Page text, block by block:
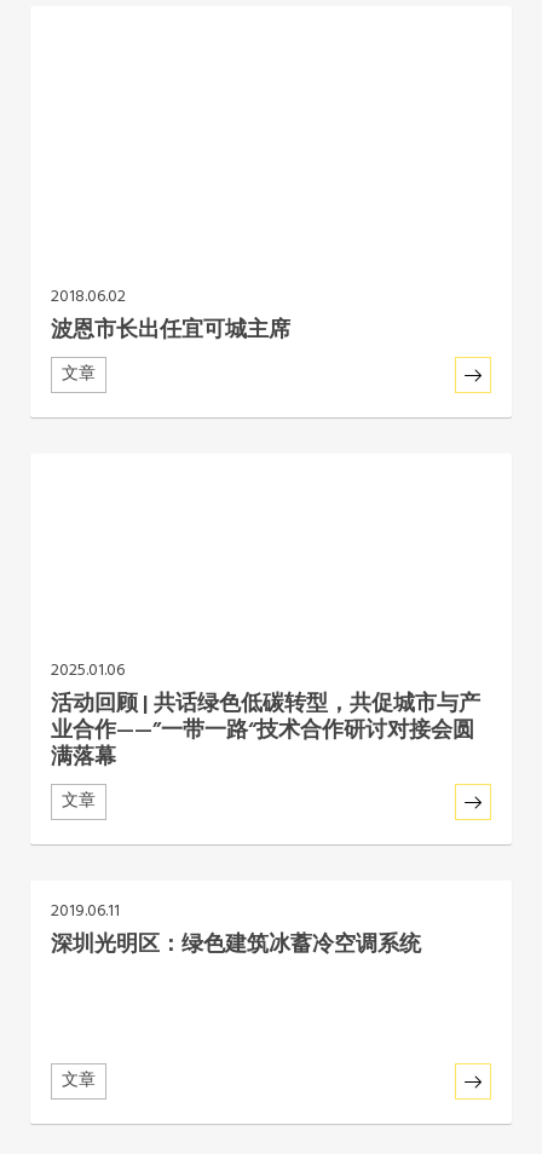
2018.06.02
波恩市长出任宜可城主席
文章
2025.01.06
活动回顾 | 共话绿色低碳转型，共促城市与产
业合作——”一带一路“技术合作研讨对接会圆
满落幕
文章
2019.06.11
深圳光明区：绿色建筑冰蓄冷空调系统
文章